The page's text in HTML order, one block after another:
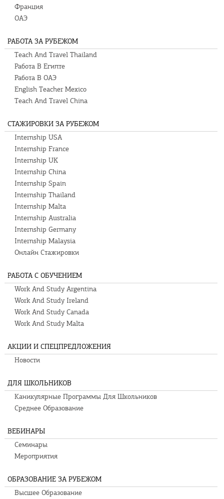
Франция
ОАЭ
РАБОТА ЗА РУБЕЖОМ
Teach And Travel Thailand
Работа В Египте
Работа В ОАЭ
English Teacher Mexico
Teach And Travel China
СТАЖИРОВКИ ЗА РУБЕЖОМ
Internship USA
Internship France
Internship UK
Internship China
Internship Spain
Internship Thailand
Internship Malta
Internship Australia
Internship Germany
Internship Malaysia
Онлайн Стажировки
РАБОТА С ОБУЧЕНИЕМ
Work And Study Argentina
Work And Study Ireland
Work And Study Canada
Work And Study Malta
АКЦИИ И СПЕЦПРЕДЛОЖЕНИЯ
Новости
ДЛЯ ШКОЛЬНИКОВ
Каникулярные Программы Для Школьников
Среднее Образование
ВЕБИНАРЫ
Семинары
Мероприятия
ОБРАЗОВАНИЕ ЗА РУБЕЖОМ
Высшее Образование